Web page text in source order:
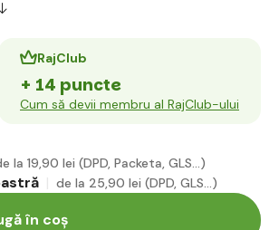
RajClub
+ 14 puncte
Cum să devii membru al RajClub-ului
la 19,90 lei (DPD, Packeta, GLS...)
de la 25,90 lei (DPD, GLS...)
în coș